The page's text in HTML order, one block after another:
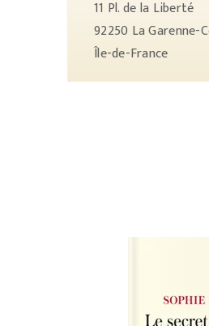
11 Pl. de la Liberté
92250 La Garenne-
Île-de-France